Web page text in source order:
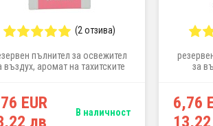
(2 отзива)
пълнител за освежител
въздух, аромат на тахитските
EUR
лв
В наличност
за
6,76